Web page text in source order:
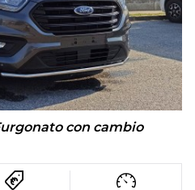
con cambio